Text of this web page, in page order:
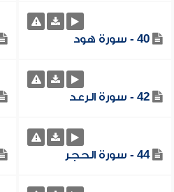
40 - سورة هود
42 - سورة الرعد
44 - سورة الحجر